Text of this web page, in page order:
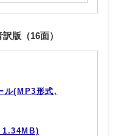
版（16面）
ル(MP3形式,
1.34MB)